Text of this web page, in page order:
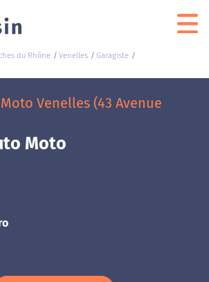
du Rhône Venelles
Garagiste
Venelles (43 Avenue
Moto